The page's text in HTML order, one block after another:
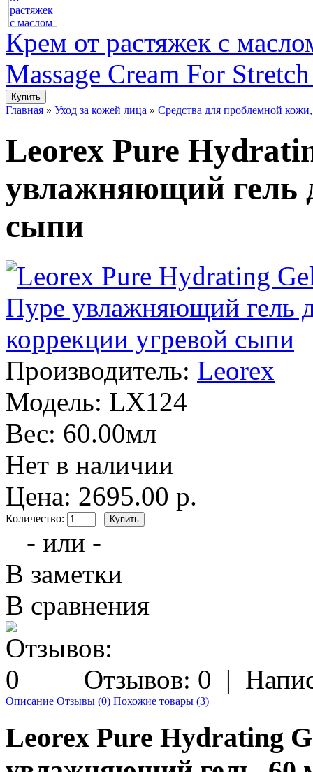
Крем от растяжек с
Massage Cream For
Главная » Уход за кожей лица » Средства для проблемной
Leorex Pure
увлажняющий гель
сыпи
Производитель: Leorex
Модель: LX124
Вес: 60.00мл
Нет в наличии
Цена: 2695.00 р.
Количество:
- или -
В заметки
В сравнения
Отзывов: 0 |
Описание Отзывы (0) Похожие товары (3)
Leorex Pure Hydrating